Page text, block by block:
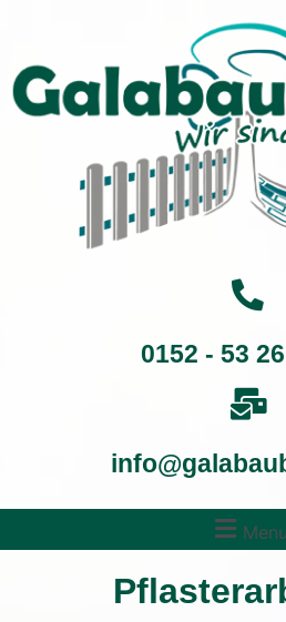
0152 - 53
Menu